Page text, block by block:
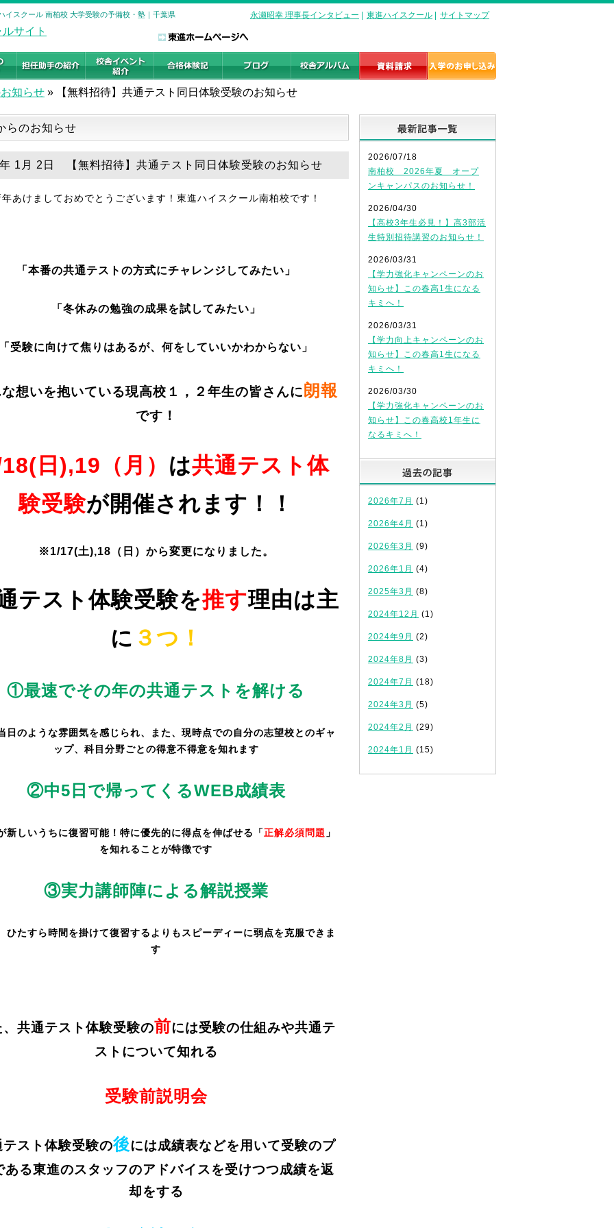
イスクール 南柏校 大学受験の予備校・塾｜千葉県 永瀬昭幸 理事長インタビュー 東進ハイスクール サイトマップ
知らせ » 【無料招待】共通テスト同日体験受験のお知らせ
らのお知らせ
1月 2日 【無料招待】共通テスト同日体験受験のお知らせ
あけましておめでとうございます！東進ハイスクール南柏校です！
「本番の共通テストの方式にチャレンジしてみたい」
「冬休みの勉強の成果を試してみたい」
受験に向けて焦りはあるが、何をしていいかわからない」
想いを抱いている現高校１，２年生の皆さんに 朗報
です！
日),19（月） は共通テスト体
験受験が開催されます！！
※1/17(土),18（日）から変更になりました。
テスト体験受験を推す理由は主
に ３つ！
①最速でその年の共通テストを解ける
日のような雰囲気を感じられ、また、現時点での自分の志望校とのギャ
ップ、科目分野ごとの得意不得意を知れます
②中5日で帰ってくるWEB成績表
新しいうちに復習可能！特に優先的に得点を伸ばせる「正解必須問題 」
を知れることが特徴です
③実力講師陣による解説授業
ひたすら時間を掛けて復習するよりもスピーディーに弱点を克服できま
す
、共通テスト体験受験の前には受験の仕組みや共通テ
ストについて知れる
受験前説明会
テスト体験受験の後には成績表などを用いて受験のプ
ある東進のスタッフのアドバイスを受けつつ成績を返
却をする
2026/07/18
南柏校 2026年夏 オープ
ンキャンパスのお知らせ！
2026/04/30
【高校3年生必見！】高3部活
生特別招待講習のお知らせ！
2026/03/31
【学力強化キャンペーンのお
知らせ】この春高1生になる
キミへ！
2026/03/31
【学力向上キャンペーンのお
知らせ】この春高1生になる
キミへ！
2026/03/30
【学力強化キャンペーンのお
知らせ】この春高校1年生に
なるキミへ！
2026年7月 (1)
2026年4月 (1)
2026年3月 (9)
2026年1月 (4)
2025年3月 (8)
2024年12月 (1)
2024年9月 (2)
2024年8月 (3)
2024年7月 (18)
2024年3月 (5)
2024年2月 (29)
2024年1月 (15)